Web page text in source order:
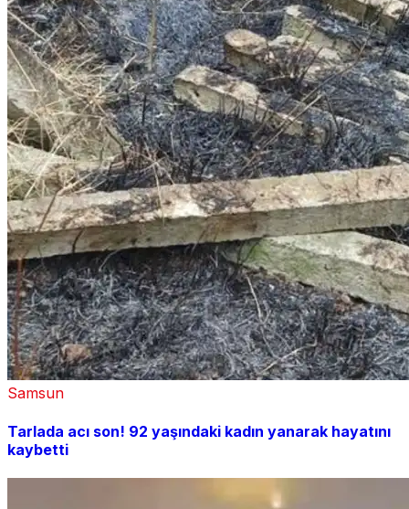
Samsun
Tarlada acı son! 92 yaşındaki kadın yanarak hayatını
kaybetti